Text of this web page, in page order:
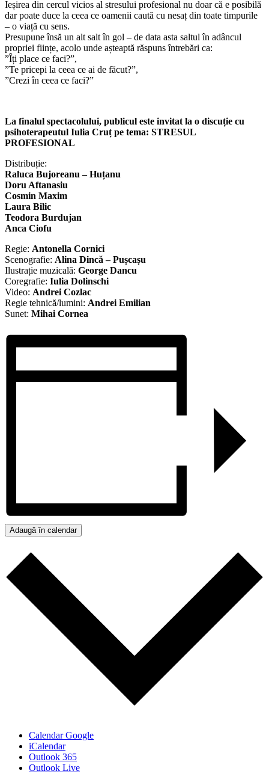
Ieșirea din cercul vicios al stresului profesional nu doar că e posibilă
dar poate duce la ceea ce oamenii caută cu nesaț din toate timpurile
– o viață cu sens.
Presupune însă un alt salt în gol – de data asta saltul în adâncul
propriei ființe, acolo unde așteaptă răspuns întrebări ca:
”Îți place ce faci?”,
”Te pricepi la ceea ce ai de făcut?”,
”Crezi în ceea ce faci?”
La finalul spectacolului, publicul este invitat la o discuție cu
psihoterapeutul Iulia Cruț pe tema: STRESUL
PROFESIONAL
Distribuție:
Raluca Bujoreanu – Huțanu
Doru Aftanasiu
Cosmin Maxim
Laura Bilic
Teodora Burdujan
Anca Ciofu
Regie: Antonella Cornici
Scenografie: Alina Dincă – Pușcașu
Ilustrație muzicală: George Dancu
Coregrafie: Iulia Dolinschi
Video: Andrei Cozlac
Regie tehnică/lumini: Andrei Emilian
Sunet: Mihai Cornea
Adaugă în calendar
Calendar Google
iCalendar
Outlook 365
Outlook Live